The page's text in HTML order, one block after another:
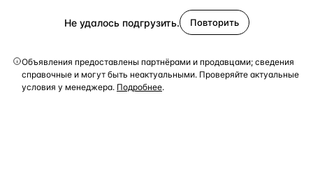
Не удалось подгрузить. Повторить
Объявления предоставлены партнёрами и продавцами; сведения
справочные и могут быть неактуальными. Проверяйте актуальные
условия у менеджера. Подробнее.